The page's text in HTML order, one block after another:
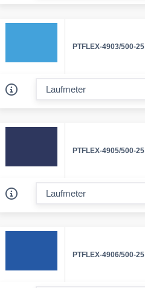
PTFLEX-4903/500-25
PTFLEX-4905/500-25
PTFLEX-4906/500-25